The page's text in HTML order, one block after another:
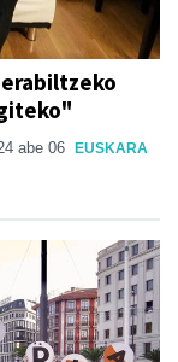
abe 06 EUSKARA